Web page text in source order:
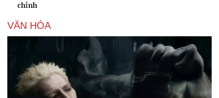
chỉnh
VĂN HÓA